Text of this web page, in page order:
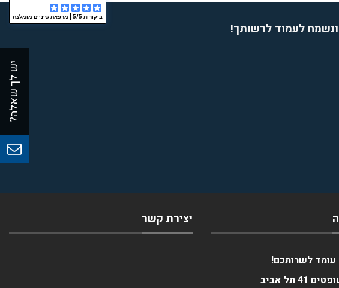
לעמוד לרשותך!
לשרותכם!
תל אביב
יצירת קשר
ביקורות 5/5 | מרפאת שיניים מומלצת